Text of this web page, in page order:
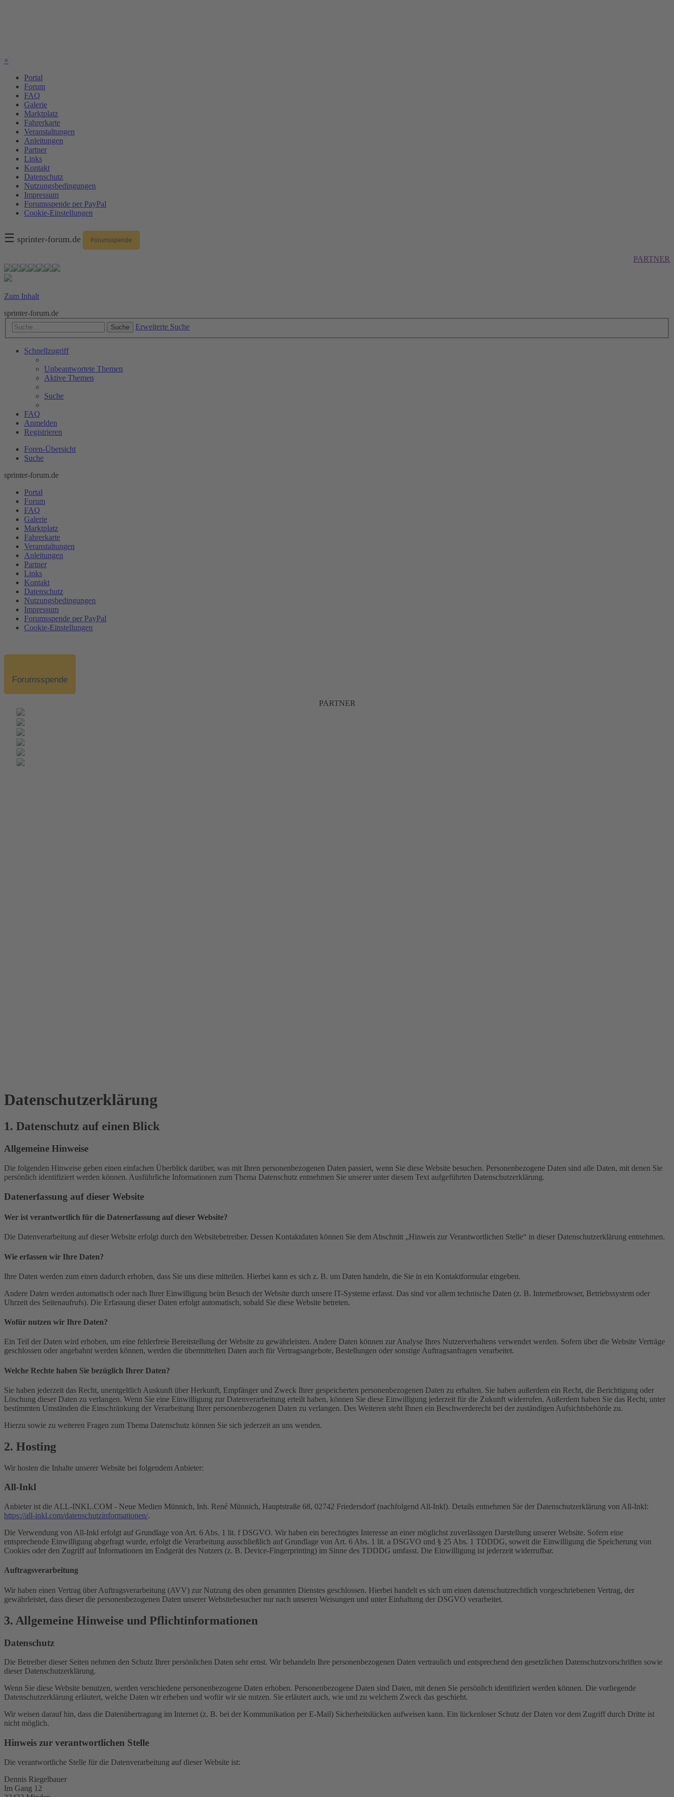
×
Portal
Forum
FAQ
Galerie
Marktplatz
Fahrerkarte
Veranstaltungen
Anleitungen
Partner
Links
Kontakt
Datenschutz
Nutzungsbedingungen
Impressum
Forumsspende per PayPal
Cookie-Einstellungen
☰ sprinter-forum.de Forumsspende
PARTNER
Zum Inhalt
sprinter-forum.de
Suche Erweiterte Suche
Schnellzugriff
Unbeantwortete Themen
Aktive Themen
Suche
FAQ
Anmelden
Registrieren
Foren-Übersicht
Suche
sprinter-forum.de
Portal
Forum
FAQ
Galerie
Marktplatz
Fahrerkarte
Veranstaltungen
Anleitungen
Partner
Links
Kontakt
Datenschutz
Nutzungsbedingungen
Impressum
Forumsspende per PayPal
Cookie-Einstellungen
Forumsspende
PARTNER
Datenschutz­erklärung
1. Datenschutz auf einen Blick
Allgemeine Hinweise
Die folgenden Hinweise geben einen einfachen Überblick darüber, was mit Ihren personenbezogenen Daten passiert, wenn Sie diese Website besuchen. Personenbezogene Daten sind alle Daten, mit denen Sie
persönlich identifiziert werden können. Ausführliche Informationen zum Thema Datenschutz entnehmen Sie unserer unter diesem Text aufgeführten Datenschutzerklärung.
Datenerfassung auf dieser Website
Wer ist verantwortlich für die Datenerfassung auf dieser Website?
Die Datenverarbeitung auf dieser Website erfolgt durch den Websitebetreiber. Dessen Kontaktdaten können Sie dem Abschnitt „Hinweis zur Verantwortlichen Stelle“ in dieser Datenschutzerklärung entnehmen.
Wie erfassen wir Ihre Daten?
Ihre Daten werden zum einen dadurch erhoben, dass Sie uns diese mitteilen. Hierbei kann es sich z. B. um Daten handeln, die Sie in ein Kontaktformular eingeben.
Andere Daten werden automatisch oder nach Ihrer Einwilligung beim Besuch der Website durch unsere IT-Systeme erfasst. Das sind vor allem technische Daten (z. B. Internetbrowser, Betriebssystem oder
Uhrzeit des Seitenaufrufs). Die Erfassung dieser Daten erfolgt automatisch, sobald Sie diese Website betreten.
Wofür nutzen wir Ihre Daten?
Ein Teil der Daten wird erhoben, um eine fehlerfreie Bereitstellung der Website zu gewährleisten. Andere Daten können zur Analyse Ihres Nutzerverhaltens verwendet werden. Sofern über die Website Verträge
geschlossen oder angebahnt werden können, werden die übermittelten Daten auch für Vertragsangebote, Bestellungen oder sonstige Auftragsanfragen verarbeitet.
Welche Rechte haben Sie bezüglich Ihrer Daten?
Sie haben jederzeit das Recht, unentgeltlich Auskunft über Herkunft, Empfänger und Zweck Ihrer gespeicherten personenbezogenen Daten zu erhalten. Sie haben außerdem ein Recht, die Berichtigung oder
Löschung dieser Daten zu verlangen. Wenn Sie eine Einwilligung zur Datenverarbeitung erteilt haben, können Sie diese Einwilligung jederzeit für die Zukunft widerrufen. Außerdem haben Sie das Recht, unter
bestimmten Umständen die Einschränkung der Verarbeitung Ihrer personenbezogenen Daten zu verlangen. Des Weiteren steht Ihnen ein Beschwerderecht bei der zuständigen Aufsichtsbehörde zu.
Hierzu sowie zu weiteren Fragen zum Thema Datenschutz können Sie sich jederzeit an uns wenden.
2. Hosting
Wir hosten die Inhalte unserer Website bei folgendem Anbieter:
All-Inkl
Anbieter ist die ALL-INKL.COM - Neue Medien Münnich, Inh. René Münnich, Hauptstraße 68, 02742 Friedersdorf (nachfolgend All-Inkl). Details entnehmen Sie der Datenschutzerklärung von All-Inkl:
https://all-inkl.com/datenschutzinformationen/.
Die Verwendung von All-Inkl erfolgt auf Grundlage von Art. 6 Abs. 1 lit. f DSGVO. Wir haben ein berechtigtes Interesse an einer möglichst zuverlässigen Darstellung unserer Website. Sofern eine
entsprechende Einwilligung abgefragt wurde, erfolgt die Verarbeitung ausschließlich auf Grundlage von Art. 6 Abs. 1 lit. a DSGVO und § 25 Abs. 1 TDDDG, soweit die Einwilligung die Speicherung von
Cookies oder den Zugriff auf Informationen im Endgerät des Nutzers (z. B. Device-Fingerprinting) im Sinne des TDDDG umfasst. Die Einwilligung ist jederzeit widerrufbar.
Auftragsverarbeitung
Wir haben einen Vertrag über Auftragsverarbeitung (AVV) zur Nutzung des oben genannten Dienstes geschlossen. Hierbei handelt es sich um einen datenschutzrechtlich vorgeschriebenen Vertrag, der
gewährleistet, dass dieser die personenbezogenen Daten unserer Websitebesucher nur nach unseren Weisungen und unter Einhaltung der DSGVO verarbeitet.
3. Allgemeine Hinweise und Pflicht­informationen
Datenschutz
Die Betreiber dieser Seiten nehmen den Schutz Ihrer persönlichen Daten sehr ernst. Wir behandeln Ihre personenbezogenen Daten vertraulich und entsprechend den gesetzlichen Datenschutzvorschriften sowie
dieser Datenschutzerklärung.
Wenn Sie diese Website benutzen, werden verschiedene personenbezogene Daten erhoben. Personenbezogene Daten sind Daten, mit denen Sie persönlich identifiziert werden können. Die vorliegende
Datenschutzerklärung erläutert, welche Daten wir erheben und wofür wir sie nutzen. Sie erläutert auch, wie und zu welchem Zweck das geschieht.
Wir weisen darauf hin, dass die Datenübertragung im Internet (z. B. bei der Kommunikation per E-Mail) Sicherheitslücken aufweisen kann. Ein lückenloser Schutz der Daten vor dem Zugriff durch Dritte ist
nicht möglich.
Hinweis zur verantwortlichen Stelle
Die verantwortliche Stelle für die Datenverarbeitung auf dieser Website ist:
Dennis Riegelbauer
Im Gang 12